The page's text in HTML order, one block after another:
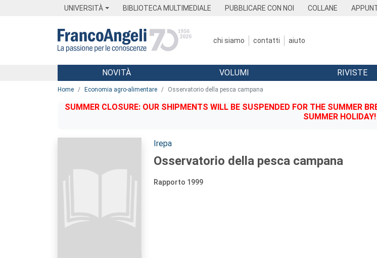
UNIVERSITÀ BIBLIOTECA MULTIMEDIALE PUBBLICARE CON NOI COLLANE
chi siamo contatti aiuto
Menu
NOVITÀ VOLUMI RIVISTE
Home Economia agro-alimentare Osservatorio della pesca campana
SUMMER CLOSURE: OUR SHIPMENTS WILL BE SUSPENDED FOR THE SUMMER
SUMMER HOLIDAY!
Autori:
Irepa
Osservatorio della pesca campana
Rapporto 1999